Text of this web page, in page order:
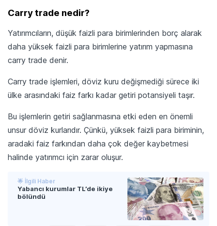
Carry trade nedir?
Yatırımcıların, düşük faizli para birimlerinden borç alarak
daha yüksek faizli para birimlerine yatırım yapmasına
carry trade denir.
Carry trade işlemleri, döviz kuru değişmediği sürece iki
ülke arasındaki faiz farkı kadar getiri potansiyeli taşır.
Bu işlemlerin getiri sağlanmasına etki eden en önemli
unsur döviz kurlarıdır. Çünkü, yüksek faizli para biriminin,
aradaki faiz farkından daha çok değer kaybetmesi
halinde yatırımcı için zarar oluşur.
🌟 İlgili Haber
Yabancı kurumlar TL’de ikiye
bölündü